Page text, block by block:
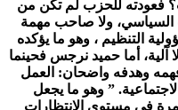
فعودته للحزب لم تكن من
السياسي، ولا صاحب مهمة
التنظيم ، وهو ما يؤكده
آلية، أما حميد نرجس فحينما
وهدفه واضحان: العمل
” وهو ما يجعل
في مستوى الانتظارات